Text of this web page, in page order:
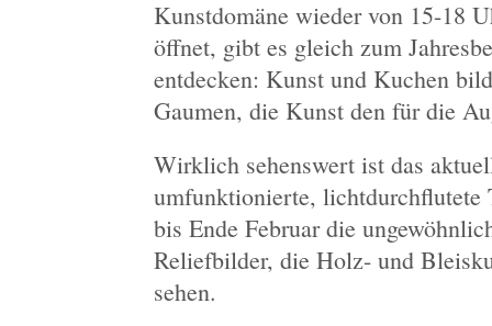
Kunstdomäne wieder von 15-18
öffnet, gibt es gleich zum
entdecken: Kunst und Kuchen
Gaumen, die Kunst den für die
Wirklich sehenswert ist das
umfunktionierte, lichtdurchflutete
bis Ende Februar die
Reliefbilder, die Holz- und
sehen.